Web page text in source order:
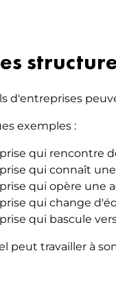
d'entreprises
exemples :
qui rencontre
qui connaît
qui opère une
qui change
qui bascule
peut travailler à